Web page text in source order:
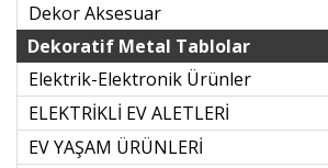
Dekor Aksesuar
Dekoratif Metal Tablolar
Elektrik-Elektronik Ürünler
ELEKTRİKLİ EV ALETLERİ
EV YAŞAM ÜRÜNLERİ